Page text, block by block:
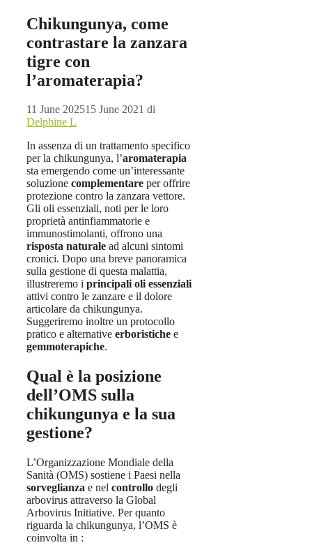
Chikungunya, come
contrastare la zanzara
tigre con
l’aromaterapia?
11 June 202515 June 2021 di
Delphine L
In assenza di un trattamento specifico
per la chikungunya, l’aromaterapia
sta emergendo come un’interessante
soluzione complementare per offrire
protezione contro la zanzara vettore.
Gli oli essenziali, noti per le loro
proprietà antinfiammatorie e
immunostimolanti, offrono una
risposta naturale ad alcuni sintomi
cronici. Dopo una breve panoramica
sulla gestione di questa malattia,
illustreremo i principali oli essenziali
attivi contro le zanzare e il dolore
articolare da chikungunya.
Suggeriremo inoltre un protocollo
pratico e alternative erboristiche e
gemmoterapiche.
Qual è la posizione
dell’OMS sulla
chikungunya e la sua
gestione?
L’Organizzazione Mondiale della
Sanità (OMS) sostiene i Paesi nella
sorveglianza e nel controllo degli
arbovirus attraverso la Global
Arbovirus Initiative. Per quanto
riguarda la chikungunya, l’OMS è
coinvolta in :